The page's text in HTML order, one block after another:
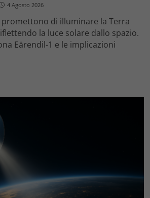
4 Agosto 2026
di illuminare la Terra
la luce solare dallo spazio.
Eärendil-1 e le implicazioni